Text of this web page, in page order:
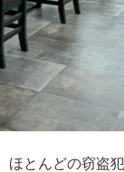
とんどの窃盗